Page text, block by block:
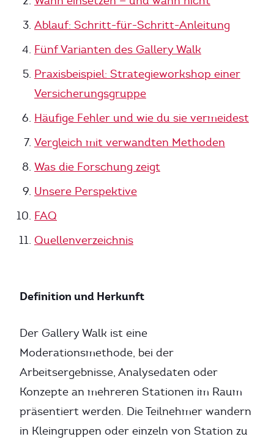
Ablauf: Schritt-für-Schritt-Anleitung
Fünf Varianten des Gallery Walk
Praxisbeispiel: Strategieworkshop einer
Versicherungsgruppe
Häufige Fehler und wie du sie vermeidest
Vergleich mit verwandten Methoden
Was die Forschung zeigt
Unsere Perspektive
FAQ
Quellenverzeichnis
Definition und Herkunft
Der Gallery Walk ist eine
Moderationsmethode, bei der
Arbeitsergebnisse, Analysedaten oder
Konzepte an mehreren Stationen im Raum
präsentiert werden. Die Teilnehmer wandern
in Kleingruppen oder einzeln von Station zu